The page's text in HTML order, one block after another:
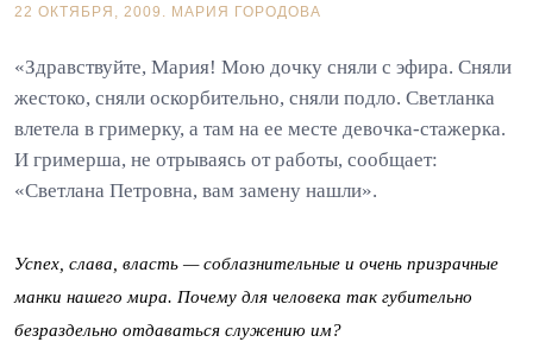
22 ОКТЯБРЯ, 2009. МАРИЯ ГОРОДОВА
«Здравствуйте, Мария! Мою дочку сняли с эфира. Сняли
жестоко, сняли оскорбительно, сняли подло. Светланка
влетела в гримерку, а там на ее месте девочка-стажерка.
И гримерша, не отрываясь от работы, сообщает:
«Светлана Петровна, вам замену нашли».
Успех, слава, власть — соблазнительные и очень призрачные
манки нашего мира. Почему для человека так губительно
безраздельно отдаваться служению им?